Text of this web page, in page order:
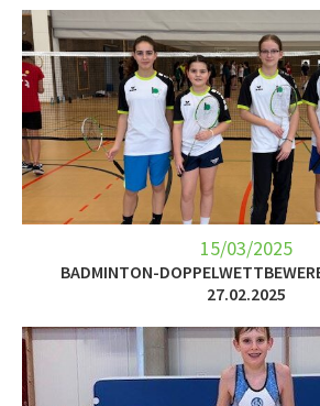
15/03/2025
BADMINTON-
27.02.2025